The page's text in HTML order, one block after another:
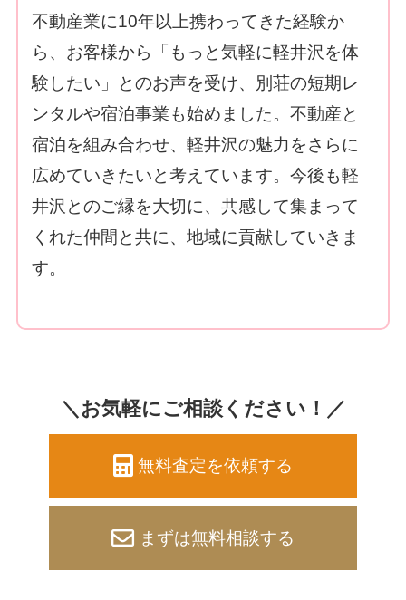
不動産業に10年以上携わってきた経験か
ら、お客様から「もっと気軽に軽井沢を体
験したい」とのお声を受け、別荘の短期レ
ンタルや宿泊事業も始めました。不動産と
宿泊を組み合わせ、軽井沢の魅力をさらに
広めていきたいと考えています。今後も軽
井沢とのご縁を大切に、共感して集まって
くれた仲間と共に、地域に貢献していきま
す。
＼お気軽にご相談ください！／
無料査定を依頼する
まずは無料相談する